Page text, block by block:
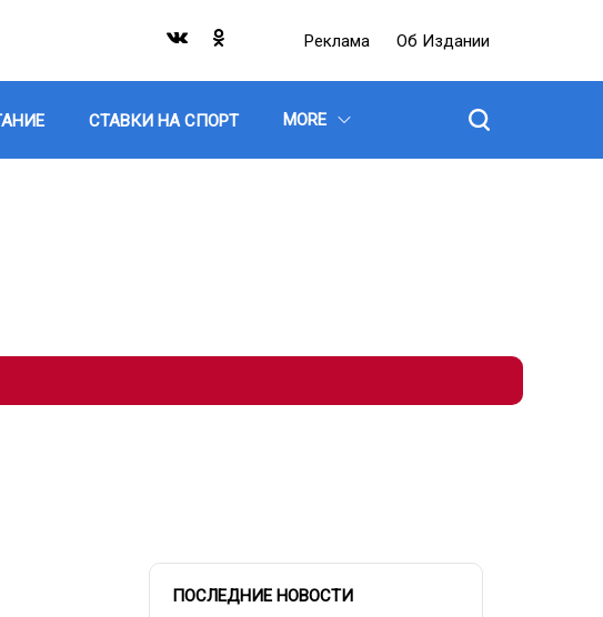
Реклама Об Издании
СТАВКИ НА СПОРТ MORE
ПОСЛЕДНИЕ НОВОСТИ